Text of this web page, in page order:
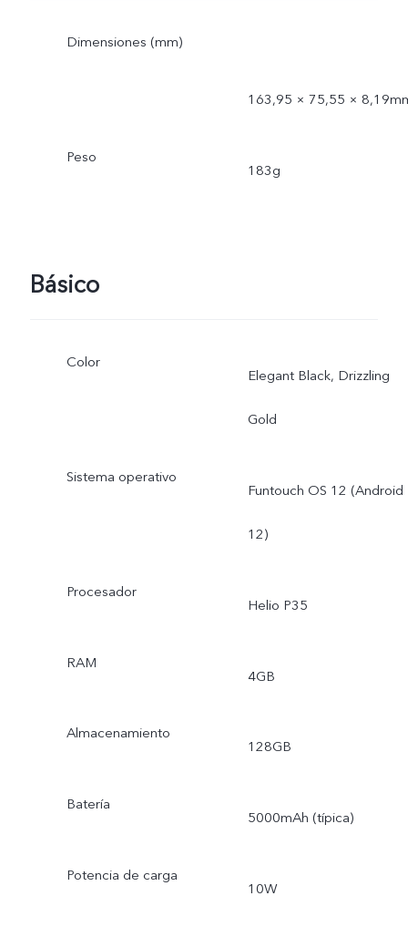
Dimensiones (mm)
163,95 × 75,55 ×
Peso
183g
Básico
Color
Elegant Black, Drizzling
Gold
Sistema operativo
Funtouch OS 12 (Android
12)
Procesador
Helio P35
RAM
4GB
Almacenamiento
128GB
Batería
5000mAh (típica)
Potencia de carga
10W